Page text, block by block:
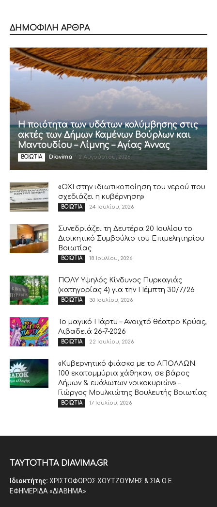
ΔΗΜΟΦΙΛΗ ΑΡΘΡΑ
Η ποιότητα των υδάτων κολύμβησης στις
ακτές των Δήμων Καμένων Βούρλων και
Μαντουδίου – Λίμνης – Αγίας Άννας
ΒΟΙΩΤΙΑ Diavima - 2 Αυγούστου, 2026
«ΟΧΙ στην ιδιωτικοποίηση του νερού που
σχεδιάζει η κυβέρνηση»
ΒΟΙΩΤΙΑ 24 Ιουλίου, 2026
Συνεδριάζει τη Δευτέρα 20 Ιουλίου το
Διοικητικό Συμβούλιο του Επιμελητηρίου
Βοιωτίας
ΒΟΙΩΤΙΑ 18 Ιουλίου, 2026
ΠΟΛΥ Υψηλός Κίνδυνος Πυρκαγιάς
(κατηγορίας 4) για την Πέμπτη 30/7/26
ΒΟΙΩΤΙΑ 30 Ιουλίου, 2026
Το μαγικό Πάρτυ – Ανοιχτό θέατρο Κρύας,
Λιβαδειά 26-7-2026
ΒΟΙΩΤΙΑ 22 Ιουλίου, 2026
«Κυβερνητικό φιάσκο με το ΑΠΟΛΛΩΝ.
100 εκατομμύρια χάθηκαν, σε βάρος
Δήμων & ευάλωτων νοικοκυριών» –
Γιώργος Μουλκιώτης Βουλευτής Βοιωτίας
ΒΟΙΩΤΙΑ 17 Ιουλίου, 2026
ΤΑΥΤΟΤΗΤΑ DIAVIMA.GR
Ιδιοκτήτης: ΧΡΙΣΤΟΦΟΡΟΣ ΧΟΥΤΖΟΥΜΗΣ & ΣΙΑ Ο.Ε.
ΕΦΗΜΕΡΙΔΑ «ΔΙΑΒΗΜΑ»